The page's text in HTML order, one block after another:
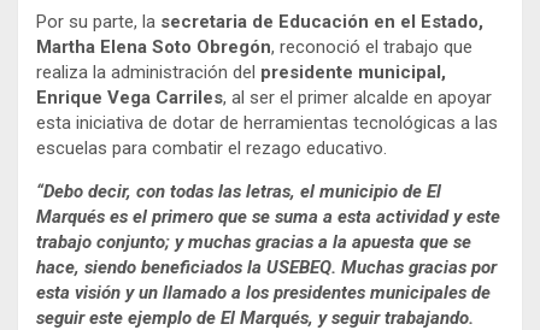
Por su parte, la secretaria de Educación en el Estado,
Martha Elena Soto Obregón, reconoció el trabajo que
realiza la administración del presidente municipal,
Enrique Vega Carriles, al ser el primer alcalde en apoyar
esta iniciativa de dotar de herramientas tecnológicas a las
escuelas para combatir el rezago educativo.
“Debo decir, con todas las letras, el municipio de El
Marqués es el primero que se suma a esta actividad y este
trabajo conjunto; y muchas gracias a la apuesta que se
hace, siendo beneficiados la USEBEQ. Muchas gracias por
esta visión y un llamado a los presidentes municipales de
seguir este ejemplo de El Marqués, y seguir trabajando.